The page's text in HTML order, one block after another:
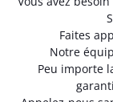
Faites
Notre
Peu importe